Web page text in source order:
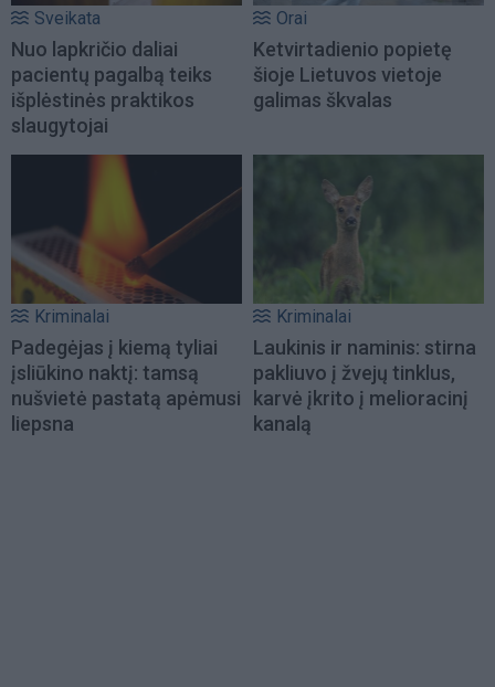
Sveikata
Nuo lapkričio daliai
pacientų pagalbą teiks
išplėstinės praktikos
slaugytojai
Orai
Ketvirtadienio popietę
šioje Lietuvos vietoje
galimas škvalas
Kriminalai
Padegėjas į kiemą tyliai
įsliūkino naktį: tamsą
nušvietė pastatą apėmusi
liepsna
Kriminalai
Laukinis ir naminis: stirna
pakliuvo į žvejų tinklus,
karvė įkrito į melioracinį
kanalą